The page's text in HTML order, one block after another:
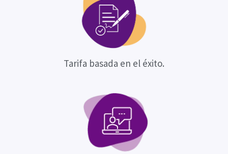
Tarifa basada en el éxito.